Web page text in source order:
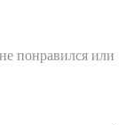
понравился или